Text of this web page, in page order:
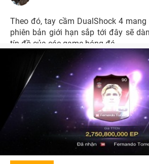
Theo đó, tay cầm DualShock 4
phiên bản giới hạn sắp tới đây sẽ
tín đồ của các game bóng đá.